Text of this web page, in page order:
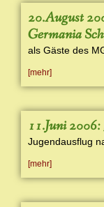
20.August
Germania
als Gäste des
[mehr]
11.Juni
Jugendausflug
[mehr]